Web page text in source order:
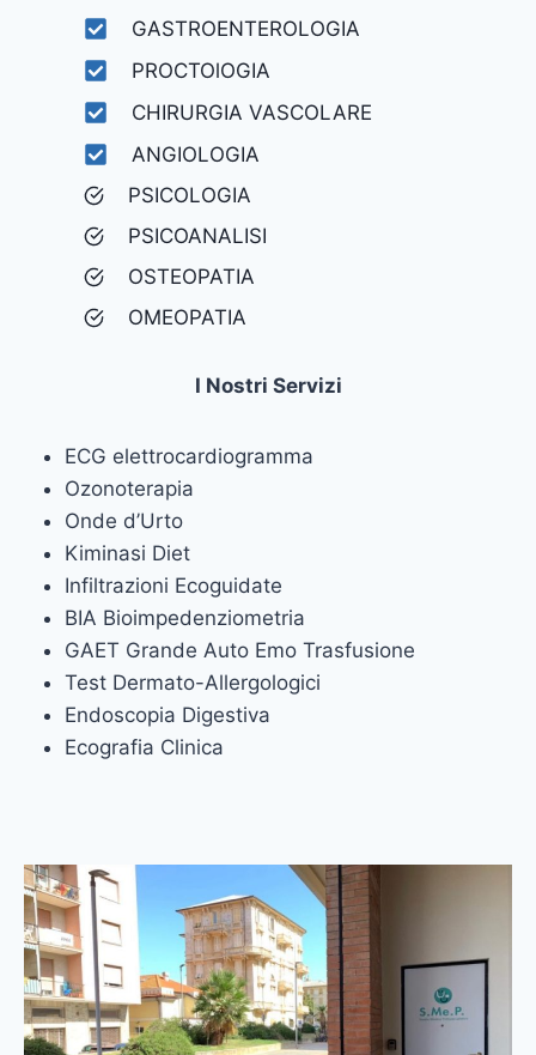
GASTROENTEROLOGIA
PROCTOlOGIA
CHIRURGIA VASCOLARE
ANGIOLOGIA
PSICOLOGIA
PSICOANALISI
OSTEOPATIA
OMEOPATIA
I Nostri Servizi
ECG elettrocardiogramma
Ozonoterapia
Onde d’Urto
Kiminasi Diet
Infiltrazioni Ecoguidate
BIA Bioimpedenziometria
GAET Grande Auto Emo Trasfusione
Test Dermato-Allergologici
Endoscopia Digestiva
Ecografia Clinica